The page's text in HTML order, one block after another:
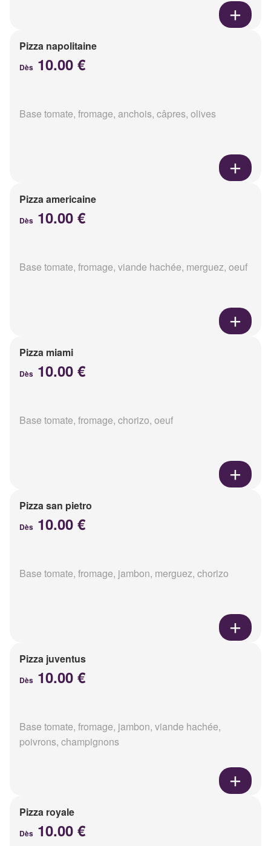
Pizza napolitaine
Dès 10.00 €
Base tomate, fromage, anchois, câpres, olives
Pizza americaine
Dès 10.00 €
Base tomate, fromage, viande hachée, merguez, oeuf
Pizza miami
Dès 10.00 €
Base tomate, fromage, chorizo, oeuf
Pizza san pietro
Dès 10.00 €
Base tomate, fromage, jambon, merguez, chorizo
Pizza juventus
Dès 10.00 €
Base tomate, fromage, jambon, viande hachée,
poivrons, champignons
Pizza royale
Dès 10.00 €